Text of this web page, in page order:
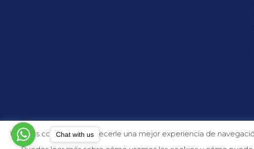
Usamos cookies para ofrecerle una mejor experiencia de
Chat with us